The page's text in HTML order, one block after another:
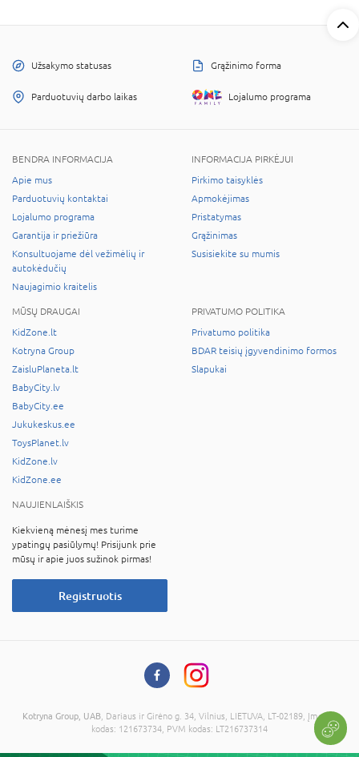
Užsakymo statusas Grąžinimo forma
Parduotuvių darbo laikas Lojalumo programa
BENDRA INFORMACIJA
Apie mus
Parduotuvių kontaktai
Lojalumo programa
Garantija ir priežiūra
Konsultuojame dėl vežimėlių ir
autokėdučių
Naujagimio kraitelis
INFORMACIJA PIRKĖJUI
Pirkimo taisyklės
Apmokėjimas
Pristatymas
Grąžinimas
Susisiekite su mumis
MŪSŲ DRAUGAI
KidZone.lt
Kotryna Group
ZaisluPlaneta.lt
BabyCity.lv
BabyCity.ee
Jukukeskus.ee
ToysPlanet.lv
KidZone.lv
KidZone.ee
PRIVATUMO POLITIKA
Privatumo politika
BDAR teisių įgyvendinimo formos
Slapukai
NAUJIENLAIŠKIS
Kiekvieną mėnesį mes turime
ypatingų pasiūlymų! Prisijunk prie
mūsų ir apie juos sužinok pirmas!
Registruotis
Kotryna Group, UAB , Dariaus ir Girėno g. 34, Vilnius, LIETUVA, LT-02189, Įmonės
kodas: 121673734, PVM kodas: LT216737314